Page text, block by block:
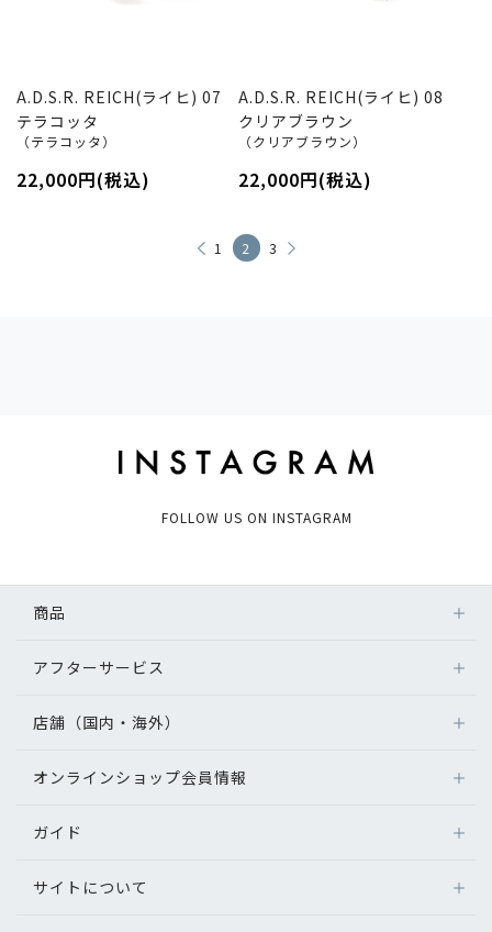
A.D.S.R. REICH(ライヒ) 07
テラコッタ
（テラコッタ）
22,000円(税込)
A.D.S.R. REICH(ライヒ) 08
クリアブラウン
（クリアブラウン）
22,000円(税込)
1 2 3
FOLLOW US ON INSTAGRAM
商品
アフターサービス
店舗（国内・海外）
オンラインショップ会員情報
ガイド
サイトについて